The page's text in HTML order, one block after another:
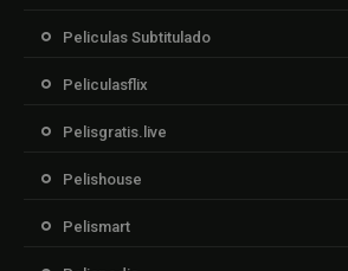
Peliculas Subtitulado
Peliculasflix
Pelisgratis.live
Pelishouse
Pelismart